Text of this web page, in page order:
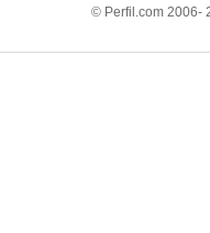
© Perfil.com 2006-